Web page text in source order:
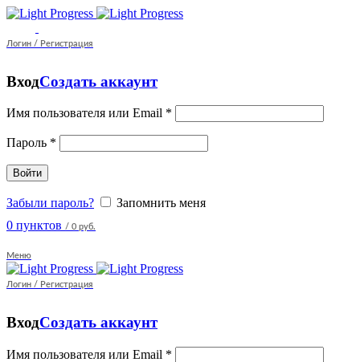
Логин / Регистрация
ВходСоздать аккаунт
Имя пользователя или Email *
Пароль *
Войти
Забыли пароль?
Запомнить меня
0 пунктов / 0 руб.
Меню
Логин / Регистрация
ВходСоздать аккаунт
Имя пользователя или Email *